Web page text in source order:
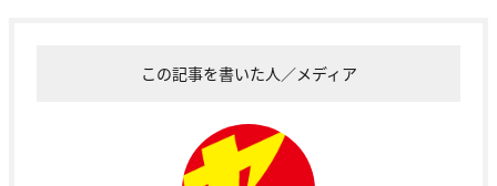
この記事を書いた人／メディア